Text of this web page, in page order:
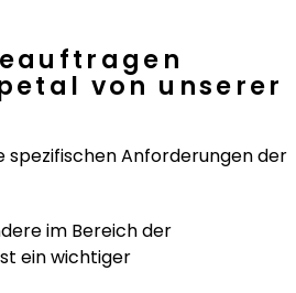
von unserer
spezifischen Anforderungen der
im Bereich der
ein wichtiger